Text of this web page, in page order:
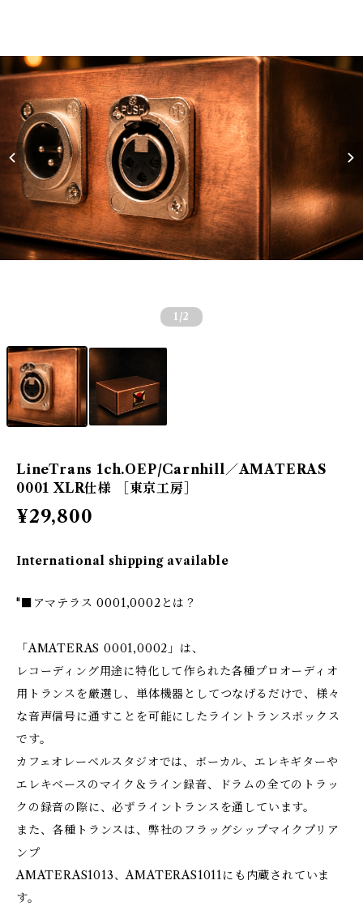
1 /2
LineTrans 1ch.OEP/Carnhill／AMATERAS
0001 XLR仕様 ［東京工房］
¥29,800
International shipping available
"■アマテラス 0001,0002とは？
「AMATERAS 0001,0002」は、
レコーディング用途に特化して作られた各種プロオーディオ
用トランスを厳選し、単体機器としてつなげるだけで、様々
な音声信号に通すことを可能にしたライントランスボックス
です。
カフェオレーベルスタジオでは、ボーカル、エレキギターや
エレキベースのマイク＆ライン録音、ドラムの全てのトラッ
クの録音の際に、必ずライントランスを通しています。
また、各種トランスは、弊社のフラッグシップマイクプリア
ンプ
AMATERAS1013、AMATERAS1011にも内蔵されていま
す。